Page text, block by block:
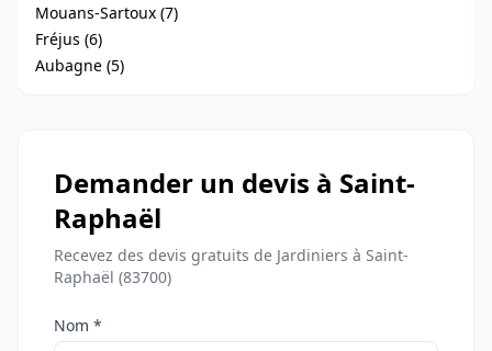
Mouans-Sartoux (7)
Fréjus (6)
Aubagne (5)
Demander un devis à Saint-
Raphaël
Recevez des devis gratuits de Jardiniers à Saint-
Raphaël (83700)
Nom *